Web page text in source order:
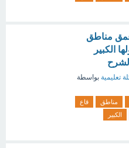
مناطق
الكبير
تعليمية بواسطة
مناطق
قاع
الكبير